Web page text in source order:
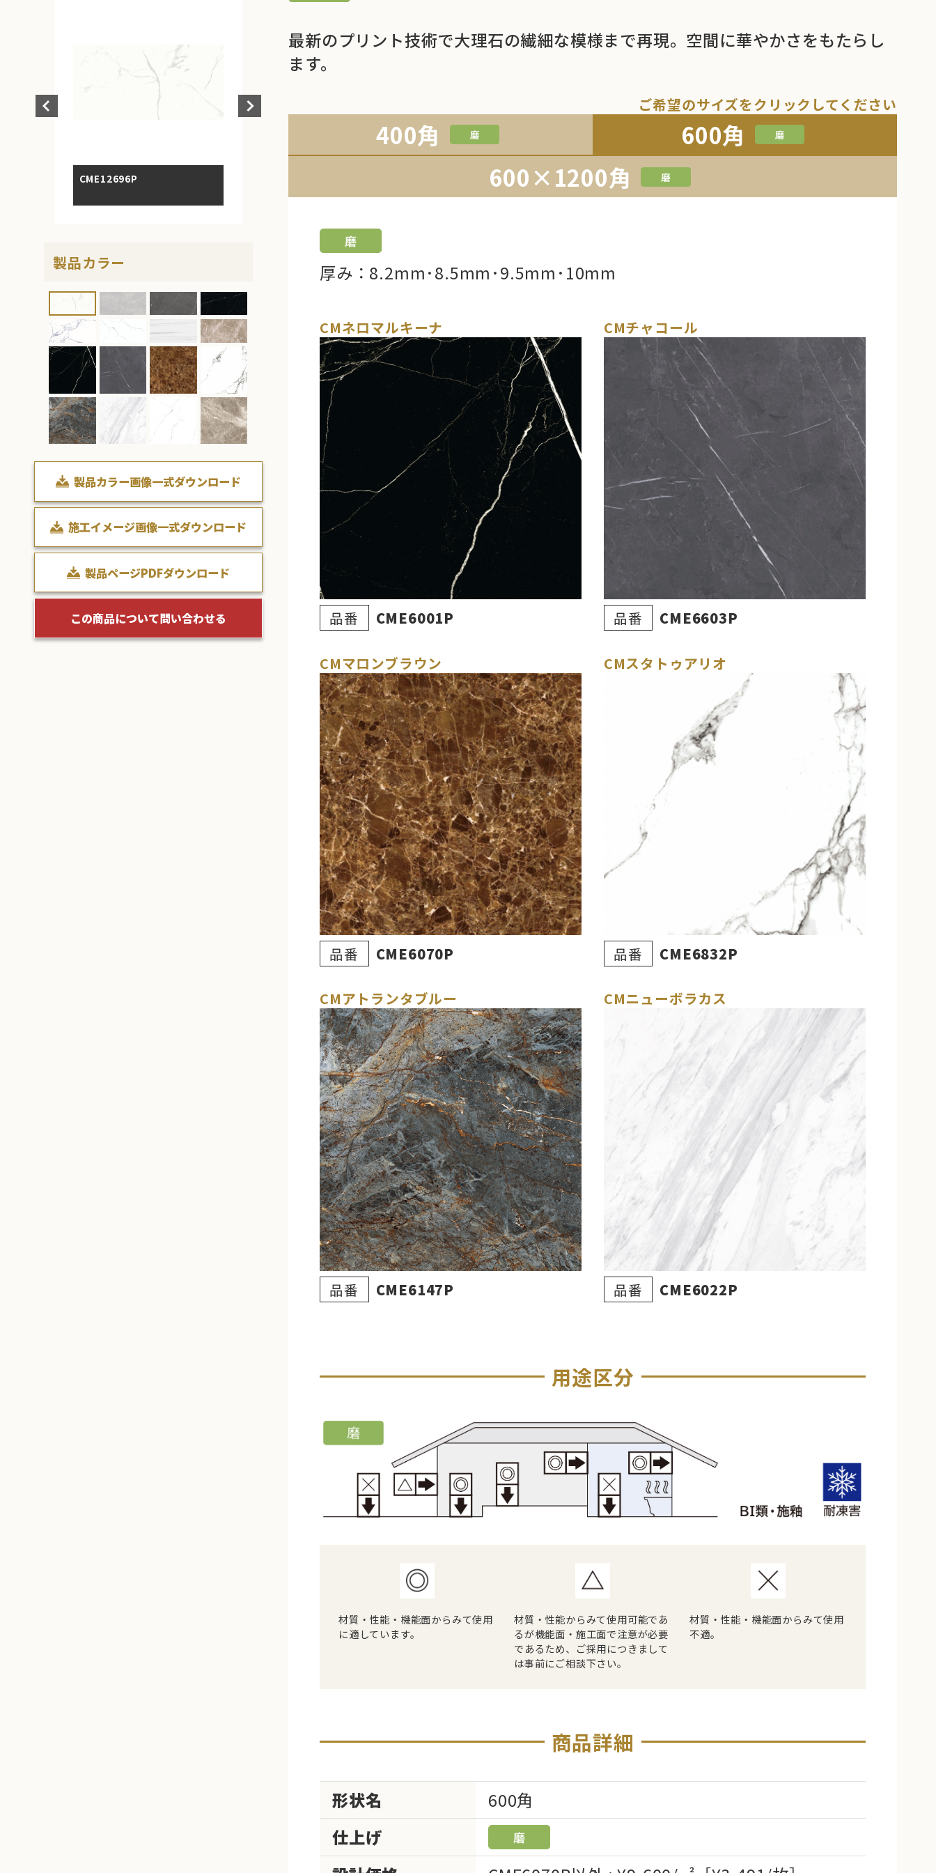
CME12696P
製品カラー
製品カラー画像一式ダウンロード
施工イメージ画像一式ダウンロード
製品ページPDFダウンロード
この商品について問い合わせる
最新のプリント技術で大理石の繊細な模様まで再現。空間に華やかさをもたらし
ます。
ご希望のサイズをクリックしてください
400角
600角
600×1200角
厚み：8.2mm･8.5mm･9.5mm･10mm
CMネロマルキーナ
品番 CME6001P
CMチャコール
品番 CME6603P
CMマロンブラウン
品番 CME6070P
CMスタトゥアリオ
品番 CME6832P
CMアトランタブルー
品番 CME6147P
CMニューボラカス
品番 CME6022P
用途区分
材質・性能・機能面からみて使用
に適しています。
材質・性能からみて使用可能であ
るが機能面・施工面で注意が必要
であるため、ご採用につきまして
は事前にご相談下さい。
材質・性能・機能面からみて使用
不適。
商品詳細
形状名
600角
仕上げ